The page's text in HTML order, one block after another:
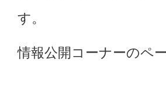
す。
情報公開コーナーのペ